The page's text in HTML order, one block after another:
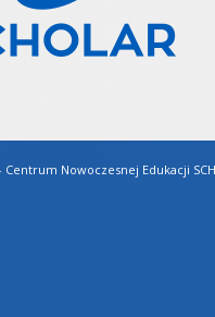
Nowoczesnej Edukacji